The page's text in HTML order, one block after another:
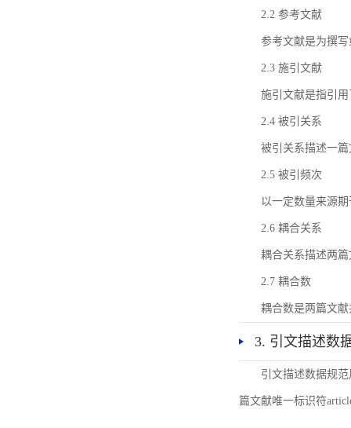
2.2 参考文献
参考文献是为撰
2.3 施引文献
施引文献是指引
2.4 被引关系
被引关系描述一
2.5 被引频次
以一定数量来源
2.6 耦合关系
耦合关系描述两
2.7 耦合数
耦合数是两篇文
3. 引文描述数
引文描述数据规
篇文献唯一标识符